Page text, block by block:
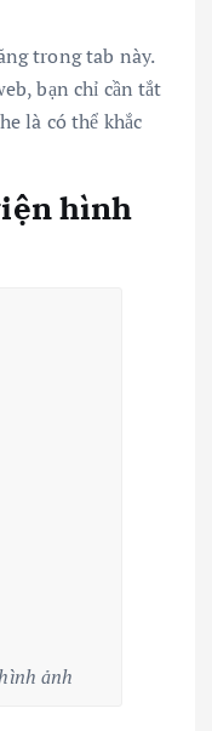
trong tab này.
bạn chỉ cần tắt
là có thể khắc
hình
ảnh